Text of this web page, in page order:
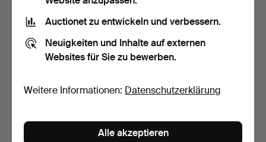
EIN
ZEITGENÖSSISCHER
HOCHSTUHL VON FRÖVI.
4 Tage
Schätzwert
Ausgewähltes
EIN ARMLEHNSTUHL IM
HEPPLEWHITE-STIL,
GEOR…
4 Tage
Schätzwert
Auctionet zu entwickeln und verbessern.
Neuigkeiten und Inhalte auf externen
Websites für Sie zu bewerben.
Weitere Informationen: Datenschutzerklärung
Alle akzeptieren